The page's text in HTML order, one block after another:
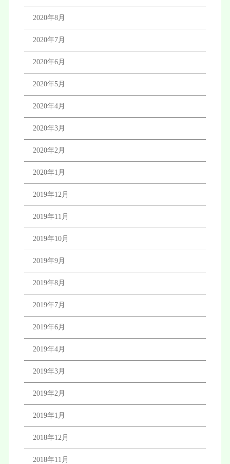
2020年8月
2020年7月
2020年6月
2020年5月
2020年4月
2020年3月
2020年2月
2020年1月
2019年12月
2019年11月
2019年10月
2019年9月
2019年8月
2019年7月
2019年6月
2019年4月
2019年3月
2019年2月
2019年1月
2018年12月
2018年11月